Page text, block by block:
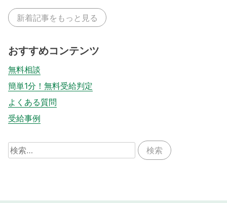
新着記事をもっと見る
おすすめコンテンツ
無料相談
簡単1分！無料受給判定
よくある質問
受給事例
検
索: